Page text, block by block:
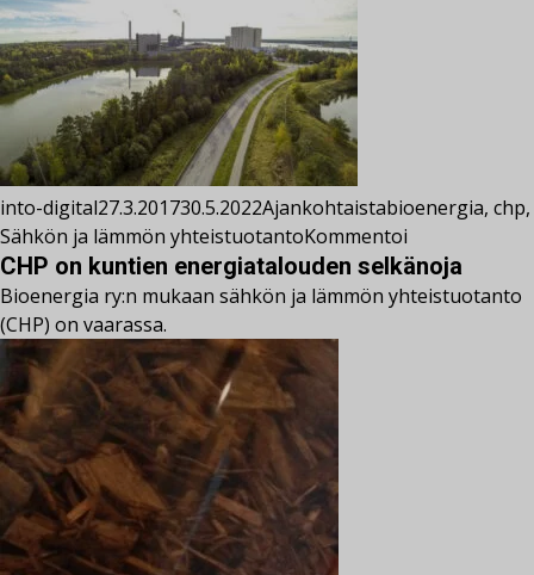
into-digital27.3.201730.5.2022Ajankohtaistabioenergia, chp,
Sähkön ja lämmön yhteistuotantoKommentoi
CHP on kuntien energiatalouden selkänoja
Bioenergia ry:n mukaan sähkön ja lämmön yhteistuotanto
(CHP) on vaarassa.